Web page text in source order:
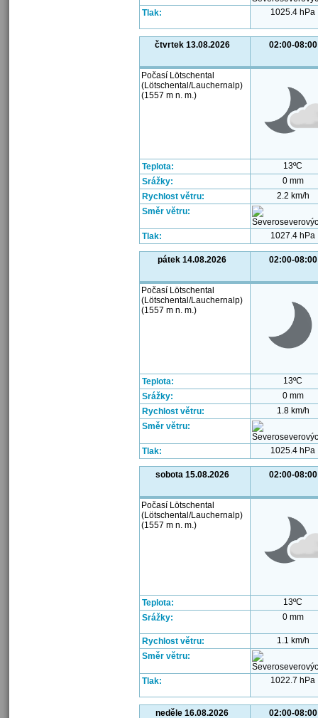
Tlak: 1025.4 hPa
čtvrtek 13.08.2026 02:00-08:00
Počasí Lötschental
(Lötschental/Lauchernalp)
(1557 m n. m.)
Teplota:
13ºC
Srážky:
0 mm
Rychlost větru:
2.2 km/h
Směr větru:
Tlak: 1027.4 hPa
pátek 14.08.2026 02:00-08:00
Počasí Lötschental
(Lötschental/Lauchernalp)
(1557 m n. m.)
Teplota:
13ºC
Srážky:
0 mm
Rychlost větru:
1.8 km/h
Směr větru:
Tlak: 1025.4 hPa
sobota 15.08.2026 02:00-08:00
Počasí Lötschental
(Lötschental/Lauchernalp)
(1557 m n. m.)
Teplota:
13ºC
Srážky:
0 mm
Rychlost větru:
1.1 km/h
Směr větru:
Tlak: 1022.7 hPa
neděle 16.08.2026 02:00-08:00